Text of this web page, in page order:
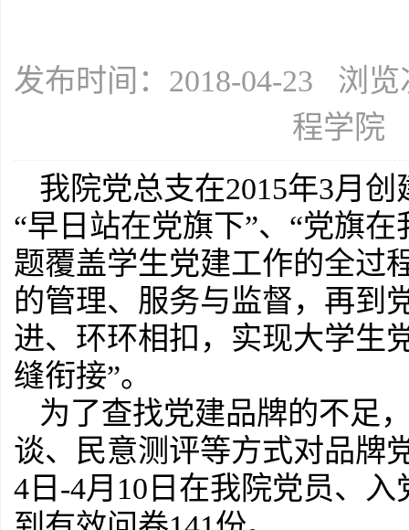
发布时间：2018-04-23 浏览
程学院
我院党总支在2015年3月
“早日站在党旗下”、“党旗
题覆盖学生党建工作的全过
的管理、服务与监督，再到
进、环环相扣，实现大学生
缝衔接”。
为了查找党建品牌的不足
谈、民意测评等方式对品牌
4日-4月10日在我院党员、